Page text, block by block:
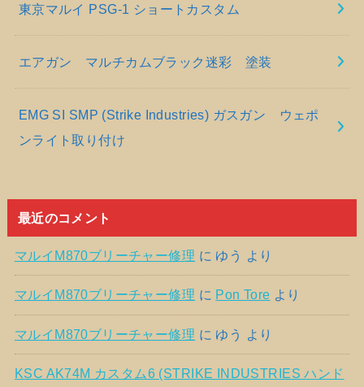
東京マルイ PSG-1 ショートカスタム
エアガン マルチカムブラック迷彩 塗装
EMG SI SMP (Strike Industries) ガスガン ウェポ
ンライト取り付け
最近のコメント
マルイM870ブリーチャー修理 に ゆう より
マルイM870ブリーチャー修理 に Pon Tore より
マルイM870ブリーチャー修理 に ゆう より
KSC AK74M カスタム6 (STRIKE INDUSTRIES ハンド